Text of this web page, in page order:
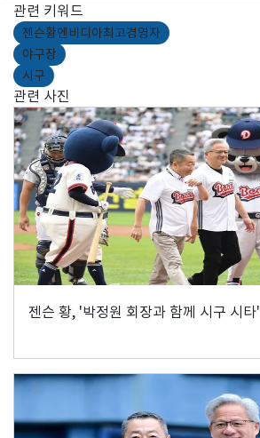
관련 키워드
젠슨황엔비디아최고경영자
야구장
시구
관련 사진
젠슨 황, '박정원 회장과 함께 시구 시타'